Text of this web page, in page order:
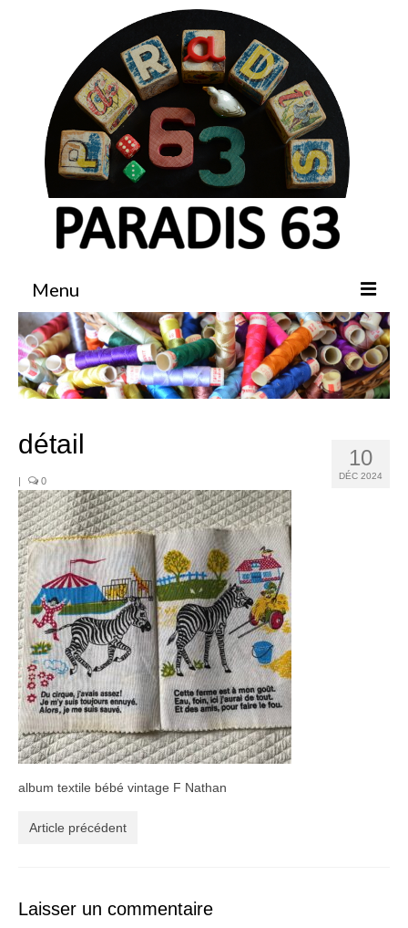
Menu
Accueil
Boutique
Déco
Mobilier
Vaisselle ancienne
Jouets anciens
Tissus
Patchwork
Mercerie
Dressing
Linge ancien
Ephemera
Créations
À propos
10
DÉC 2024
détail
| 0
album textile bébé vintage F Nathan
Article précédent
Laisser un commentaire